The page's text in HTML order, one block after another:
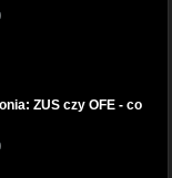
ZUS czy OFE - co